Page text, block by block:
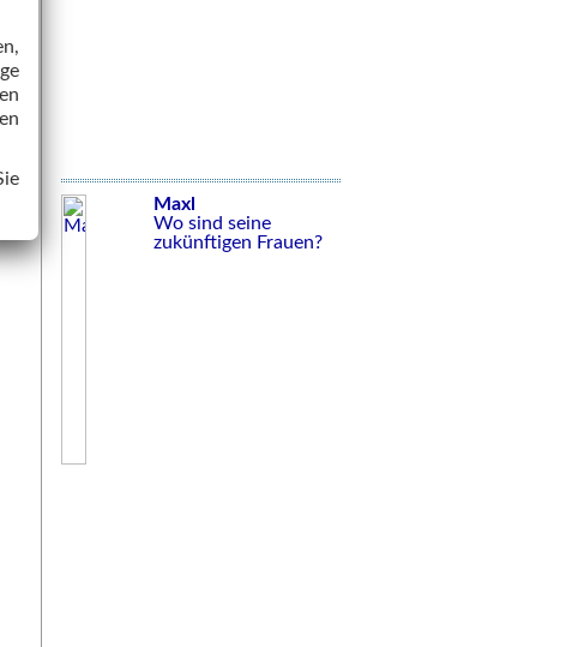
Maxl
Wo sind seine
zukünftigen Frauen?